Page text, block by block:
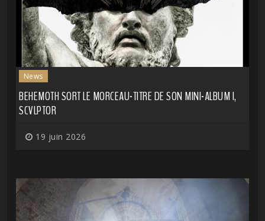
News
BEHEMOTH SORT LE MORCEAU-TITRE DE SON MINI-ALBUM I,
SCVLPTOR
19 juin 2026